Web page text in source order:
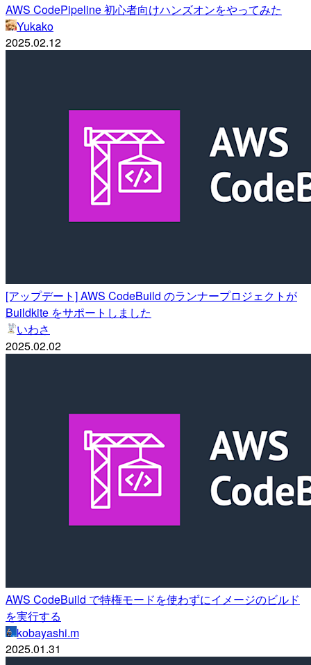
AWS CodePipeline 初心者向けハンズオンをやってみた
Yukako
2025.02.12
[アップデート] AWS CodeBuild のランナープロジェクトが
Buildkite をサポートしました
いわさ
2025.02.02
AWS CodeBuild で特権モードを使わずにイメージのビルド
を実行する
kobayashi.m
2025.01.31